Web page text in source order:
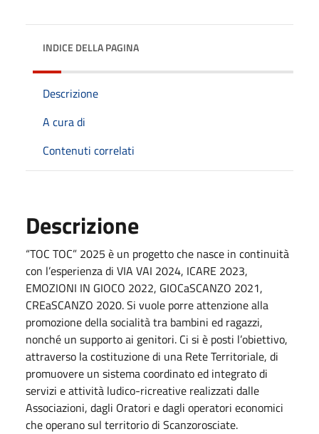
INDICE DELLA PAGINA
Descrizione
A cura di
Contenuti correlati
Descrizione
“TOC TOC” 2025 è un progetto che nasce in continuità
con l’esperienza di VIA VAI 2024, ICARE 2023,
EMOZIONI IN GIOCO 2022, GIOCaSCANZO 2021,
CREaSCANZO 2020. Si vuole porre attenzione alla
promozione della socialità tra bambini ed ragazzi,
nonché un supporto ai genitori. Ci si è posti l’obiettivo,
attraverso la costituzione di una Rete Territoriale, di
promuovere un sistema coordinato ed integrato di
servizi e attività ludico-ricreative realizzati dalle
Associazioni, dagli Oratori e dagli operatori economici
che operano sul territorio di Scanzorosciate.